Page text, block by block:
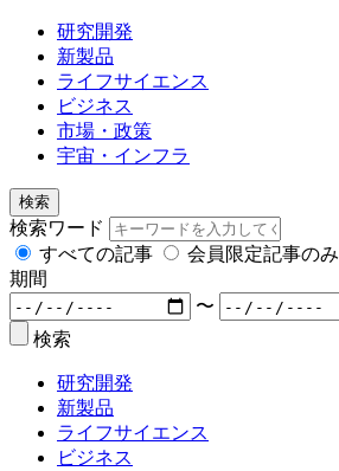
研究開発
新製品
ライフサイエンス
ビジネス
市場・政策
宇宙・インフラ
検索
検索ワード
すべての記事
会員限定記事のみ
期間
〜
検索
研究開発
新製品
ライフサイエンス
ビジネス